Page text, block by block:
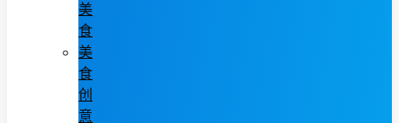
美
食
美
食
创
意